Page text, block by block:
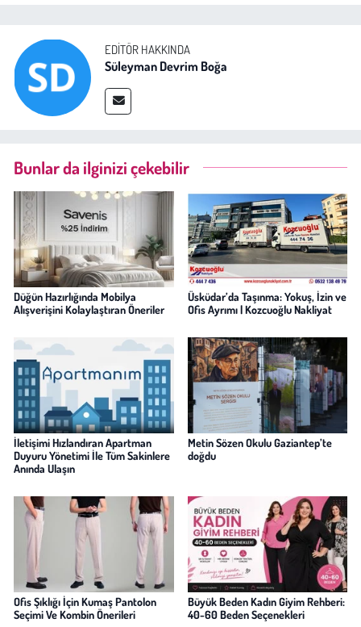
EDITÖR HAKKINDA
Süleyman Devrim Boğa
Bunlar da ilginizi çekebilir
Düğün Hazırlığında Mobilya
Alışverişini Kolaylaştıran Öneriler
Üsküdar’da Taşınma: Yokuş, İzin ve
Ofis Ayrımı | Kozcuoğlu Nakliyat
İletişimi Hızlandıran Apartman
Duyuru Yönetimi İle Tüm Sakinlere
Anında Ulaşın
Metin Sözen Okulu Gaziantep’te
doğdu
Ofis Şıklığı İçin Kumaş Pantolon
Seçimi Ve Kombin Önerileri
Büyük Beden Kadın Giyim Rehberi:
40-60 Beden Seçenekleri